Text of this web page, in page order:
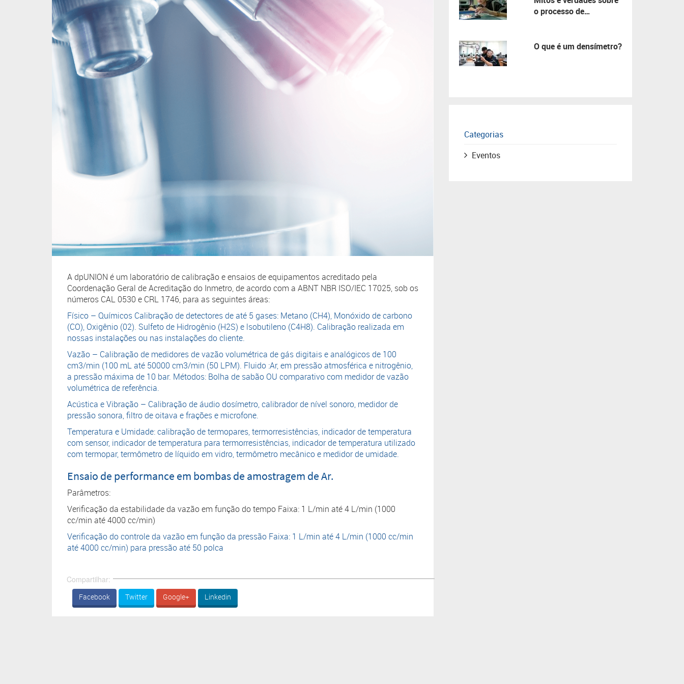
A dpUNION é um laboratório de calibração e ensaios de equipamentos acreditado pela
Coordenação Geral de Acreditação do Inmetro, de acordo com a ABNT NBR ISO/IEC 17025, sob os
números CAL 0530 e CRL 1746, para as seguintes áreas:
Físico – Químicos Calibração de detectores de até 5 gases: Metano (CH4), Monóxido de carbono
(CO), Oxigênio (02). Sulfeto de Hidrogênio (H2S) e lsobutileno (C4H8). Calibração realizada em
nossas instalações ou nas instalações do cliente.
Vazão – Calibração de medidores de vazão volumétrica de gás digitais e analógicos de 100
cm3/min (100 mL até 50000 cm3/min (50 LPM). Fluido :Ar, em pressão atmosférica e nitrogênio,
a pressão máxima de 10 bar. Métodos: Bolha de sabão OU comparativo com medidor de vazão
volumétrica de referência.
Acústica e Vibração – Calibração de áudio dosímetro, calibrador de nível sonoro, medidor de
pressão sonora, filtro de oitava e frações e microfone.
Temperatura e Umidade: calibração de termopares, termorresistências, indicador de temperatura
com sensor, indicador de temperatura para termorresistências, indicador de temperatura utilizado
com termopar, termômetro de líquido em vidro, termômetro mecânico e medidor de umidade.
Ensaio de performance em bombas de amostragem de Ar.
Parâmetros:
Verificação da estabilidade da vazão em função do tempo Faixa: 1 L/min até 4 L/min (1000
cc/min até 4000 cc/min)
Verificação do controle da vazão em função da pressão Faixa: 1 L/min até 4 L/min (1000 cc/min
até 4000 cc/min) para pressão até 50 polca
Compartilhar:
Facebook Twitter Google+ Linkedin
o processo de
O que é um densímetro?
Categorias
Eventos